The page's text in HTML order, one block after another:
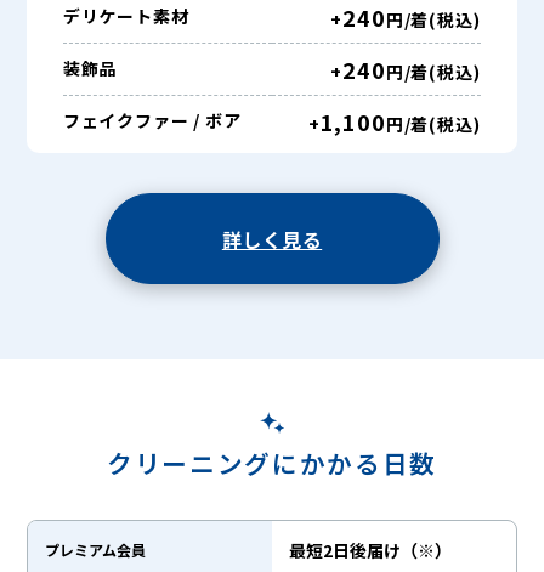
デリケート素材 +240円/着(税込)
装飾品
+240円/着(税込)
フェイクファー / ボア
+1,100円/着(税込)
詳しく見る
クリーニングにかかる日数
プレミアム会員 最短2日後届け（※）